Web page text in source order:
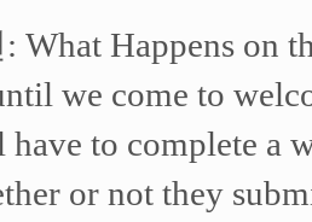
What Happens on
we come to
to complete a
or not they